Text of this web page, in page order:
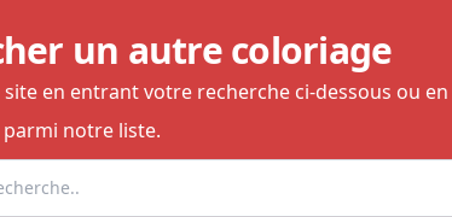
un autre coloriage
en entrant votre recherche ci-dessous ou en
parmi notre liste.